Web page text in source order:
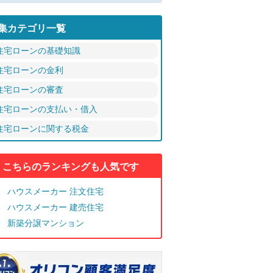
カテゴリ一覧
宅ローンの基礎知識
宅ローンの金利
宅ローンの審査
宅ローンの支払い・借入
宅ローンに関する税金
こちらのランキングも人気です
ハウスメーカー 注文住宅
ハウスメーカー 建売住宅
新築分譲マンション